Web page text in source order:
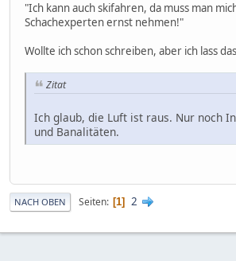
"Ich kann auch skifahren, da muss man
Schachexperten ernst nehmen!"
Wollte ich schon schreiben, aber ich lass
Zitat
Ich glaub, die Luft ist raus. Nur noch
und Banalitäten.
NACH OBEN Seiten 1 2